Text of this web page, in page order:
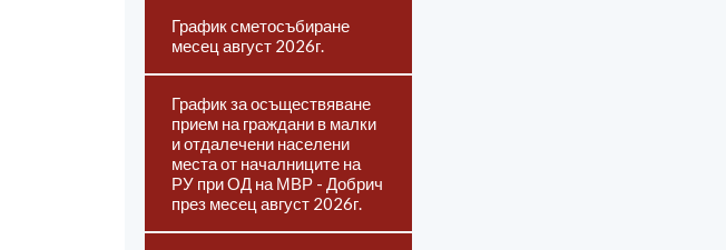
График сметосъбиране
месец август 2026г.
График за осъществяване
прием на граждани в малки
и отдалечени населени
места от началниците на
РУ при ОД на МВР - Добрич
през месец август 2026г.